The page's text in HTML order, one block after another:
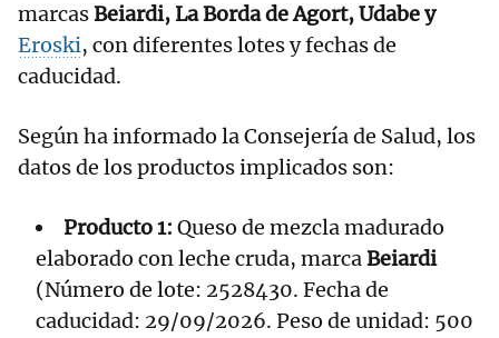
marcasBeiardi, La Borda de Agort, Udabe y
Eroski, con diferentes lotes y fechas de
caducidad.
Según ha informado la Consejería de Salud, los
datos de los productos implicados son:
Producto 1: Queso de mezcla madurado
elaborado con leche cruda, marcaBeiardi
(Número de lote: 2528430. Fecha de
caducidad: 29/09/2026. Peso de unidad: 500